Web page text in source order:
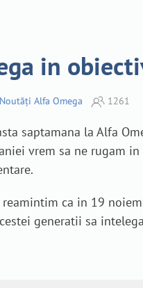
in
Noutăți Alfa Omega 1261
saptamana la Alfa
vrem sa ne rugam
reamintim ca in 19
generatii sa